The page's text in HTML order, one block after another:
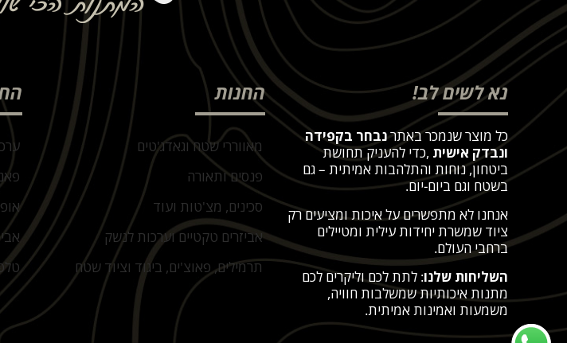
נא לשים לב!
כל מוצר שנמכר באתרנבחר בקפידה
ונבדק אישית ,כדי להעניק תחושת
ביטחון, נוחות והתלהבות אמיתית – גם
בשטח וגם ביום-יום.
אנחנו לא מתפשרים על איכות ומציעים רק
ציוד שמשרת יחידות עילית ומטיילים
ברחבי העולם.
השליחות שלנו: לתת לכם וליקרים לכם
מתנות איכותיות שמשלבות חוויה,
משמעות ואמינות אמיתית.
החנות
מאווררי שטח וגאדג'טים
פנסים ותאורה
סכינים, מצ'טות ועוד
אביזרים טקטיים וערכות לנשק
תרמילים, פאוצ'ים, ביגוד וציוד שטח